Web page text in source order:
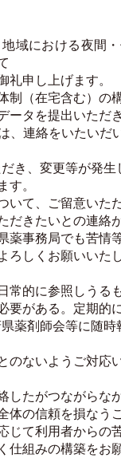
域における夜間
申し上げます。
（在宅含む）の
ータを提出いただ
、連絡をいたいだ
き、変更等が発生
。
て、ご留意いた
だきたいとの連絡
薬事務局でも苦情
しくお願いいたし
的に参照しうる
がある。定期的
剤師会等に随時
ないようご対応
したがつながら
体の信頼を損なう
て利用者からの
組みの構築をお